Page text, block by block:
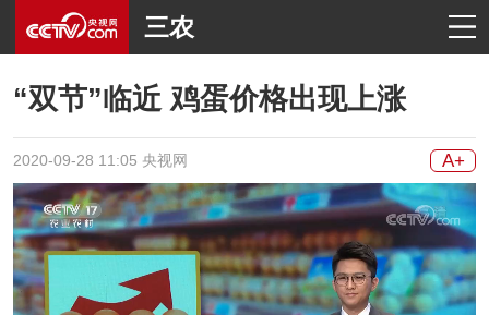
三农
“双节”临近 鸡蛋价格出现上涨
2020-09-28 11:05 央视网 A+